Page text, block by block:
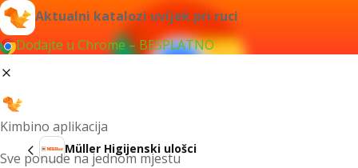
Aktualni katalozi uvijek pri ruci
Dodajte u Chrome – BESPLATNO
Kimbino aplikacija
Sve ponude na jednom mjestu
Müller Higijenski ulošci